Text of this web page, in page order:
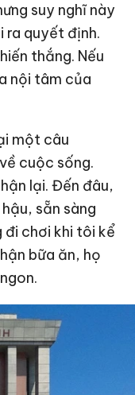
suy nghĩ này
ra quyết định.
thắng. Nếu
nội tâm của
một câu
cuộc sống.
lại. Đến đâu,
sẵn sàng
đi chơi khi tôi kể
bữa ăn, họ